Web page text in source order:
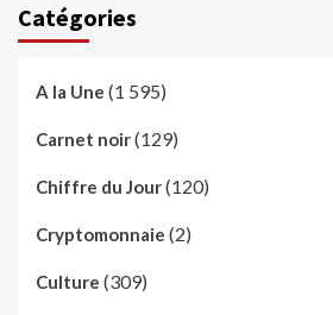
Catégories
A la Une (1 595)
Carnet noir(129)
Chiffre du Jour(120)
Cryptomonnaie (2)
Culture (309)